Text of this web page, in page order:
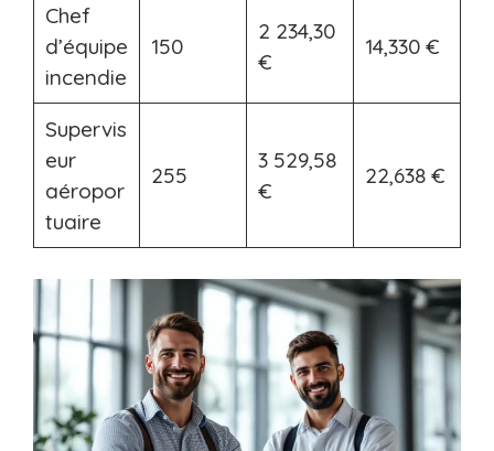
Chef
d’équipe
incendie
150
2 234,30
€
14,330 €
Supervis
eur
aéropor
tuaire
255
3 529,58
€
22,638 €